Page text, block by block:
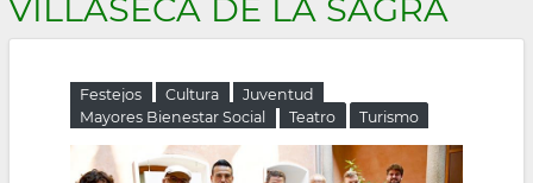
la
navegación
VILLASECA DE LA SAGRA
Festejos Cultura
Juventud
Mayores Bienestar Social
Teatro Turismo